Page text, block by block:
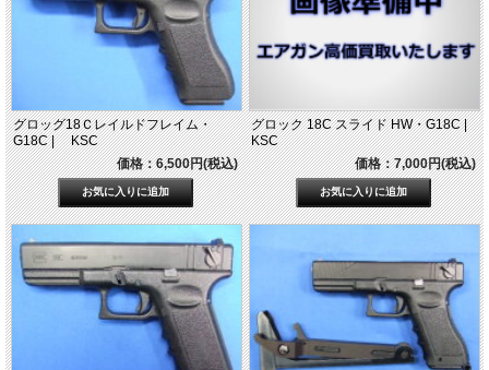
グロッグ18Ｃレイルドフレイム・
G18C | KSC
価格：6,500円(税込)
グロック 18C スライド HW・G18C |
KSC
価格：7,000円(税込)